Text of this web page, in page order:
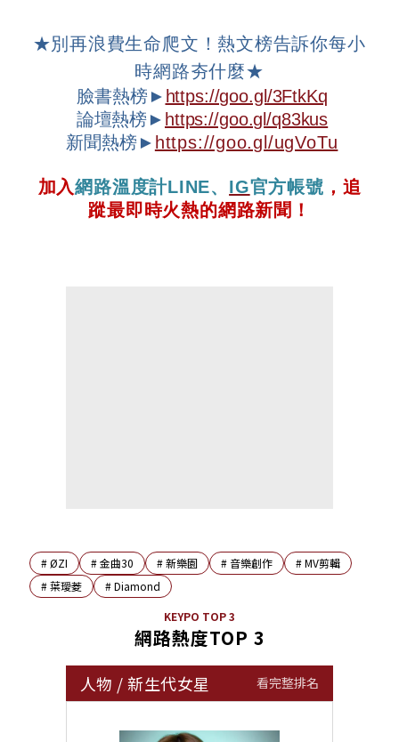
★別再浪費生命爬文！熱文榜告訴你每小
時網路夯什麼★
臉書熱榜► https://goo.gl/3FtkKq
論壇熱榜► https://goo.gl/q83kus
新聞熱榜► https://goo.gl/ugVoTu
加入網路溫度計LINE、 IG官方帳號 ，追
蹤最即時火熱的網路新聞！
#ØZI #金曲30 #新樂園 # 音樂創作 #MV剪輯
#葉璦菱 #Diamond
KEYPO TOP 3
網路熱度TOP 3
人物 /新生代女星 看完整排名